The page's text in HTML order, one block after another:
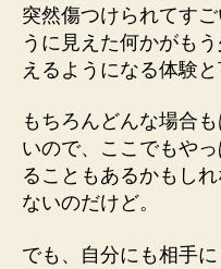
突然傷つけられてす
うに見えた何かがも
えるようになる体験
もちろんどんな場合
いので、ここでもや
ることもあるかもし
ないのだけど。
でも、自分にも相手